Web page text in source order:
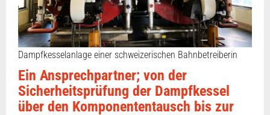
Dampfkesselanlage einer schweizerischen Bahnbetreiberin
Ein Ansprechpartner; von der
Sicherheitsprüfung der Dampfkessel
über den Komponententausch bis zur